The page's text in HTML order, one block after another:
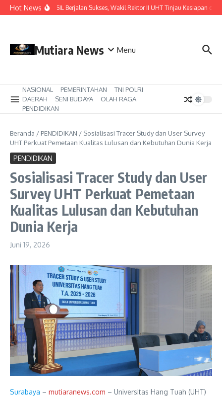
Lewati ke konten
Hot NewsPastikan ISIL Berjalan Sukses, Wakil Rektor II UHT Tinjau Kesiapan di
Mutiara News Menu
NASIONAL PEMERINTAHAN
TNI POLRI
DAERAH
SENI BUDAYA
OLAH RAGA
PENDIDIKAN
Beranda / PENDIDIKAN / Sosialisasi Tracer Study dan User Survey
UHT Perkuat Pemetaan Kualitas Lulusan dan Kebutuhan Dunia Kerja
PENDIDIKAN
Sosialisasi Tracer Study dan User
Survey UHT Perkuat Pemetaan
Kualitas Lulusan dan Kebutuhan
Dunia Kerja
Juni 19, 2026
Surabaya – mutiaranews.com – Universitas Hang Tuah (UHT)